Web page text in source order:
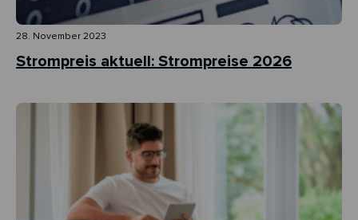
Strompreis aktuell: Strompreise 2026
28. November 2023